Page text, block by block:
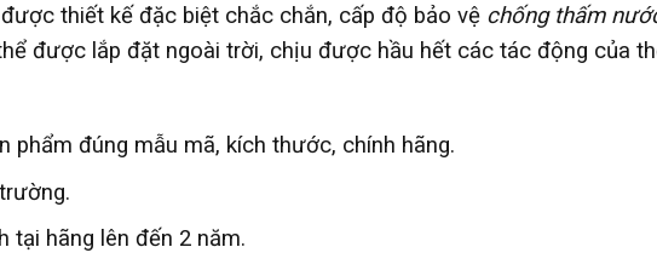
thiết kế đặc biệt chắc chắn, cấp độ bảo vệ chống thấm
được lắp đặt ngoài trời, chịu được hầu hết các tác động của
phẩm đúng mẫu mã, kích thước, chính hãng.
tại hãng lên đến 2 năm.